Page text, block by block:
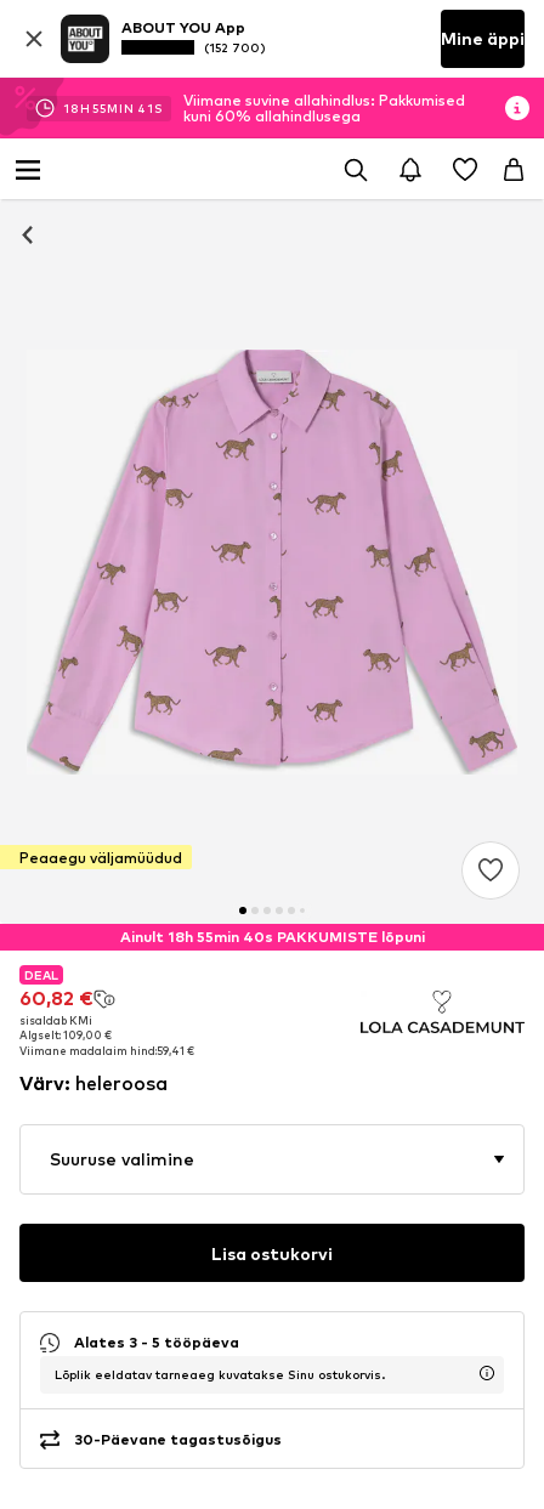
ABOUT YOU App
(152 700) Mine äppi
18H 55MIN 40 S
Viimane suvine allahindlus: Pakkumised
kuni 60% allahindlusega
Peaaegu väljamüüdud
Ainult 18h 55min 40s PAKKUMISTE lõpuni
DEAL
60,82 €
sisaldab KMi
Algselt: 109,00 €
Viimane madalaim hind:59,41 €
DEAL
60,82 €
sisaldab KMi
Algselt: 109,00 €
Viimane madalaim hind:59,41 €
Värv: heleroosa
Suuruse valimine
Lisa ostukorvi
Alates 3 - 5 tööpäeva
Lõplik eeldatav tarneaeg kuvatakse Sinu ostukorvis.
30-Päevane tagastusõigus